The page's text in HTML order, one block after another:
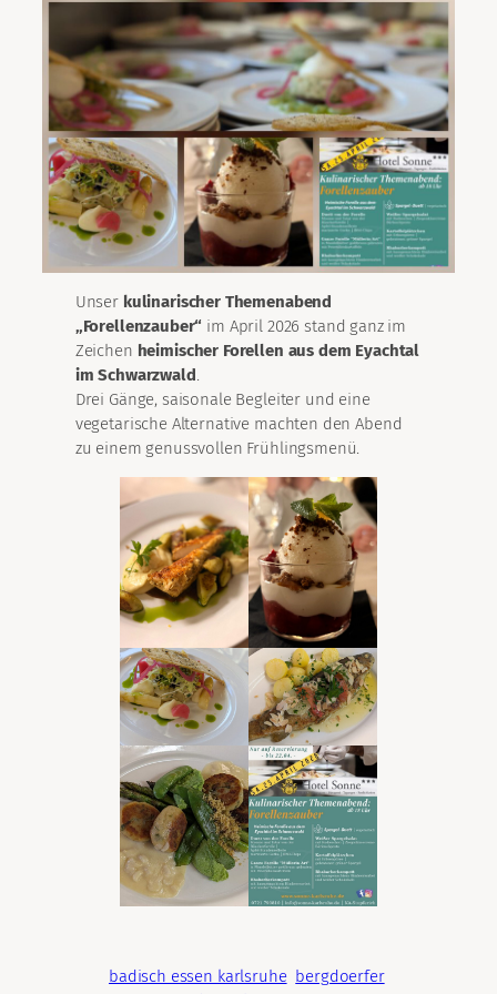
Unser kulinarischer Themenabend
„Forellenzauber“ im April 2026 stand ganz im
Zeichen heimischer Forellen aus dem Eyachtal
im Schwarzwald
Drei Gänge, saisonale Begleiter und eine
vegetarische Alternative machten den Abend
zu einem genussvollen Frühlingsmenü.
badisch essen karlsruhe bergdoerfer